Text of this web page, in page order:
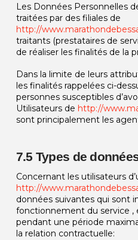
Les Données Personnelles
traitées par des filiales de
http://
traitants (prestataires de
de réaliser les finalités de la
Dans la limite de leurs
les finalités rappelées ci-
personnes susceptibles
Utilisateurs de http://
sont principalement les
7.5 Types de
Concernant les utilisateurs
http://
données suivantes qui sont
fonctionnement du service ,
pendant une période
la relation contractuelle: